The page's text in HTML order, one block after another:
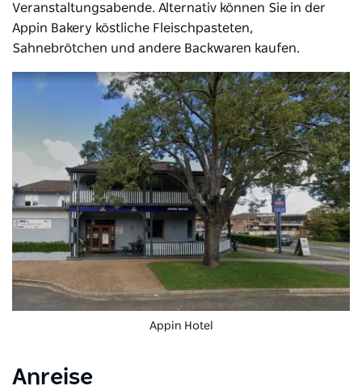
Veranstaltungsabende. Alternativ können Sie in der
Appin Bakery köstliche Fleischpasteten,
Sahnebrötchen und andere Backwaren kaufen.
Appin Hotel
Anreise